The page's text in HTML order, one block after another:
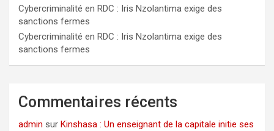
Cybercriminalité en RDC : Iris Nzolantima exige des
sanctions fermes
Cybercriminalité en RDC : Iris Nzolantima exige des
sanctions fermes
Commentaires récents
admin sur Kinshasa : Un enseignant de la capitale initie ses